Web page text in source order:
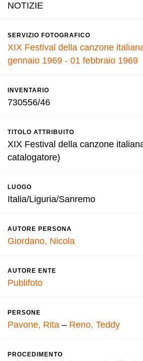
NOTIZIE
SERVIZIO FOTOGRAFICO
XIX Festival della canzone
gennaio 1969 - 01 febbraio 1969
INVENTARIO
730556/46
TITOLO ATTRIBUITO
XIX Festival della canzone
catalogatore)
LUOGO
Italia/Liguria/Sanremo
AUTORE PERSONA
Giordano, Nicola
AUTORE ENTE
Publifoto
PERSONE
Pavone, Rita – Reno, Teddy
PROCEDIMENTO